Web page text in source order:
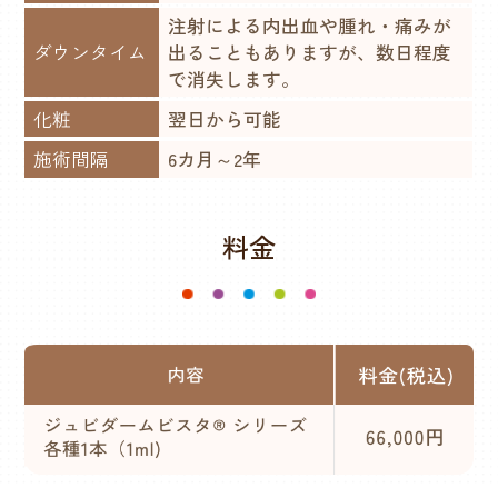
ダウンタイム
注射による内出血や腫れ・痛みが
出ることもありますが、数日程度
で消失します。
化粧
翌日から可能
施術間隔
6カ月～2年
料金